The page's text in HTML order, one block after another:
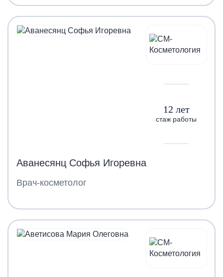
12 лет
стаж работы
Аванесянц Софья Игоревна
Врач-косметолог